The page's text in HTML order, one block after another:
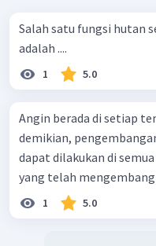
Salah satu fungsi hutan
adalah ....
1 5.0
Angin berada di setiap
demikian,
dapat dilakukan di
yang telah
1 5.0